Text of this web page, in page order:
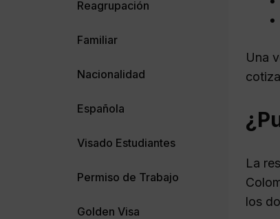
Una
La
los
Reagrupación
Familiar
Nacionalidad
Española
Visado Estudiantes
Permiso de Trabajo
Golden Visa